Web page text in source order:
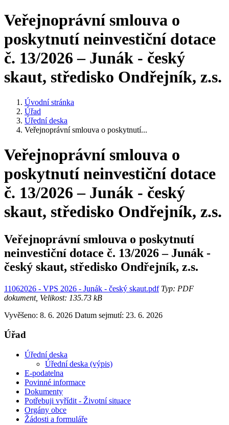
Veřejnoprávní smlouva o
poskytnutí neinvestiční dotace
č. 13/2026 – Junák - český
skaut, středisko Ondřejník, z.s.
Úvodní stránka
Úřad
Úřední deska
Veřejnoprávní smlouva o poskytnutí...
Veřejnoprávní smlouva o
poskytnutí neinvestiční dotace
č. 13/2026 – Junák - český
skaut, středisko Ondřejník, z.s.
Veřejnoprávní smlouva o poskytnutí
neinvestiční dotace č. 13/2026 – Junák -
český skaut, středisko Ondřejník, z.s.
11062026 - VPS 2026 - Junák - český skaut.pdfTyp: PDF
dokument, Velikost: 135.73 kB
Vyvěšeno: 8. 6. 2026 Datum sejmutí: 23. 6. 2026
Úřad
Úřední deska
Úřední deska (výpis)
E-podatelna
Povinné informace
Dokumenty
Potřebuji vyřídit - Životní situace
Orgány obce
Žádosti a formuláře